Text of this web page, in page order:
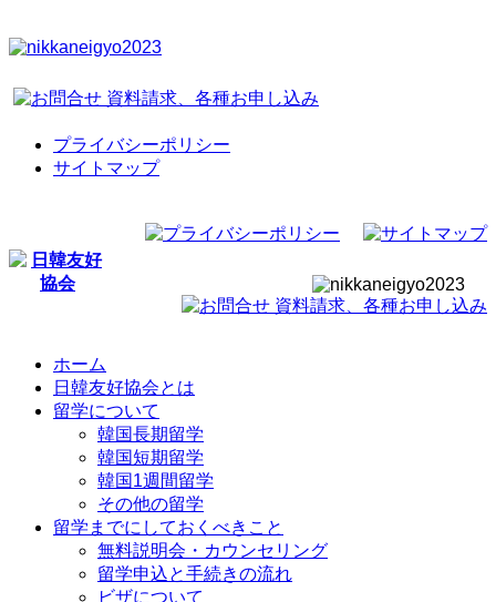
プライバシーポリシー
サイトマップ
ホーム
日韓友好協会とは
留学について
韓国長期留学
韓国短期留学
韓国1週間留学
その他の留学
留学までにしておくべきこと
無料説明会・カウンセリング
留学申込と手続きの流れ
ビザについて